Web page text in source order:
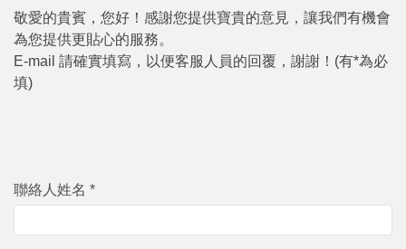
敬愛的貴賓，您好！感謝您提供寶貴的意見，讓我們有機會
為您提供更貼心的服務。
E-mail 請確實填寫，以便客服人員的回覆，謝謝！(有*為必
填)
聯絡人姓名 *